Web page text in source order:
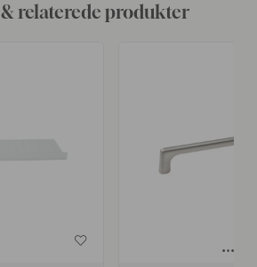
relaterede produkter